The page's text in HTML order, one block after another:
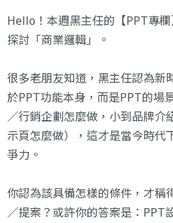
Hello！本週黑主任的【PPT專
探討「商業邏輯」。
很多老朋友知道，黑主任認為新
於PPT功能本身，而是PPT的場
／行銷企劃怎麼做，小到品牌介
示頁怎麼做），這才是當今時代
爭力。
你認為該具備怎樣的條件，才稱
／提案？或許你的答案是：PPT